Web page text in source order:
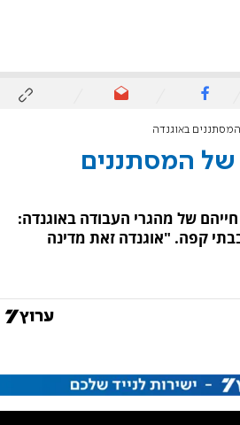
באוגנדה
של המסתננים
של מהגרי העבודה באוגנדה:
קפה. "אוגנדה זאת מדינה